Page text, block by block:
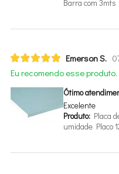
Barra com 3mts
Emerson S.
Eu recomendo esse produto.
Ótimo
Excelente
Produto:Placa
umidade Placo